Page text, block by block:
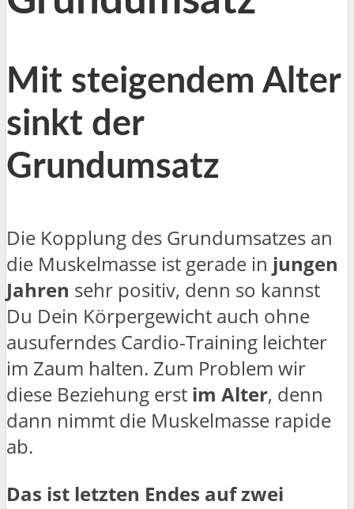
Mit steigendem Alter
sinkt der
Grundumsatz
Die Kopplung des Grundumsatzes an
die Muskelmasse ist gerade in jungen
Jahren sehr positiv, denn so kannst
Du Dein Körpergewicht auch ohne
ausuferndes Cardio-Training leichter
im Zaum halten. Zum Problem wir
diese Beziehung erst im Alter, denn
dann nimmt die Muskelmasse rapide
ab.
Das ist letzten Endes auf zwei